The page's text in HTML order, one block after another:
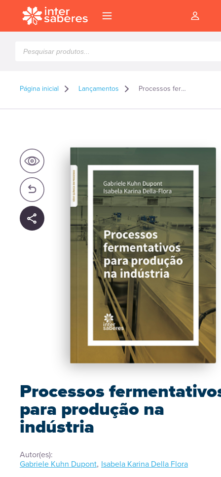
produtos
Página inicial Lançamentos Processos fermentativos para produção na indústria
Processos
para produção na
indústria
Autor(es):
Gabriele Kuhn Dupont, Isabela Karina Della Flora